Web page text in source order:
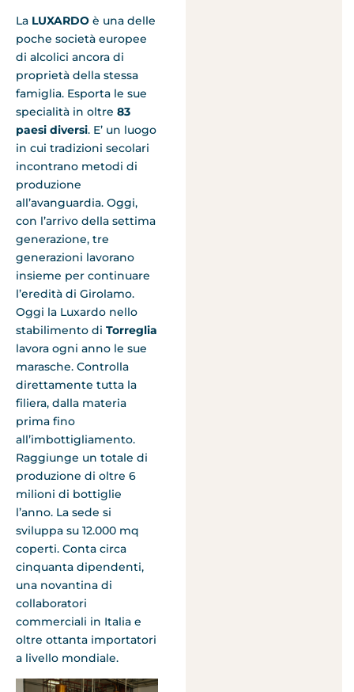
La LUXARDO è una delle
poche società europee
di alcolici ancora di
proprietà della stessa
famiglia. Esporta le sue
specialità in oltre 83
paesi diversi. E’ un luogo
in cui tradizioni secolari
incontrano metodi di
produzione
all’avanguardia. Oggi,
con l’arrivo della settima
generazione, tre
generazioni lavorano
insieme per continuare
l’eredità di Girolamo.
Oggi la Luxardo nello
stabilimento di Torreglia
lavora ogni anno le sue
marasche. Controlla
direttamente tutta la
filiera, dalla materia
prima fino
all’imbottigliamento.
Raggiunge un totale di
produzione di oltre 6
milioni di bottiglie
l’anno. La sede si
sviluppa su 12.000 mq
coperti. Conta circa
cinquanta dipendenti,
una novantina di
collaboratori
commerciali in Italia e
oltre ottanta importatori
a livello mondiale.